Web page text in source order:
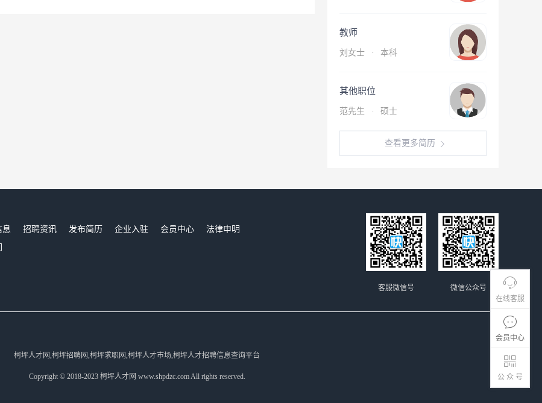
在线客服
会员中心
公 众 号
教师
刘女士 · 本科
其他职位
范先生 · 硕士
查看更多简历
息 招聘资讯 发布简历 企业入驻 会员中心
法律申明
微信公众号
客服微信号
柯坪人才网,柯坪招聘网,柯坪求职网,柯坪人才市场,柯坪人才招聘信息查询平台
Copyright © 2018-2023 柯坪人才网 www.shpdzc.com All rights reserved.